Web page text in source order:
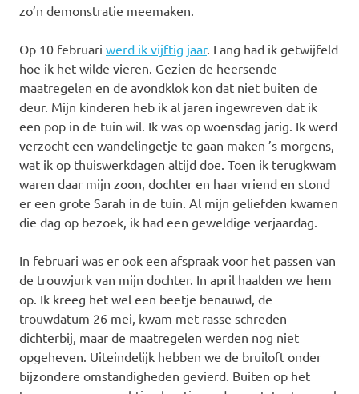
zo’n demonstratie meemaken.
Op 10 februari werd ik vijftig jaar. Lang had ik getwijfeld
hoe ik het wilde vieren. Gezien de heersende
maatregelen en de avondklok kon dat niet buiten de
deur. Mijn kinderen heb ik al jaren ingewreven dat ik
een pop in de tuin wil. Ik was op woensdag jarig. Ik werd
verzocht een wandelingetje te gaan maken ’s morgens,
wat ik op thuiswerkdagen altijd doe. Toen ik terugkwam
waren daar mijn zoon, dochter en haar vriend en stond
er een grote Sarah in de tuin. Al mijn geliefden kwamen
die dag op bezoek, ik had een geweldige verjaardag.
In februari was er ook een afspraak voor het passen van
de trouwjurk van mijn dochter. In april haalden we hem
op. Ik kreeg het wel een beetje benauwd, de
trouwdatum 26 mei, kwam met rasse schreden
dichterbij, maar de maatregelen werden nog niet
opgeheven. Uiteindelijk hebben we de bruiloft onder
bijzondere omstandigheden gevierd. Buiten op het